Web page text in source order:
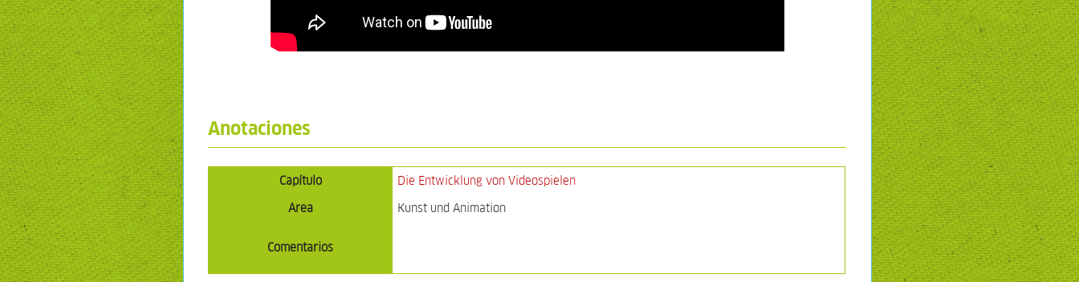
Anotaciones
Capítulo
Die Entwicklung von Videospielen
Area
Kunst und Animation
Comentarios